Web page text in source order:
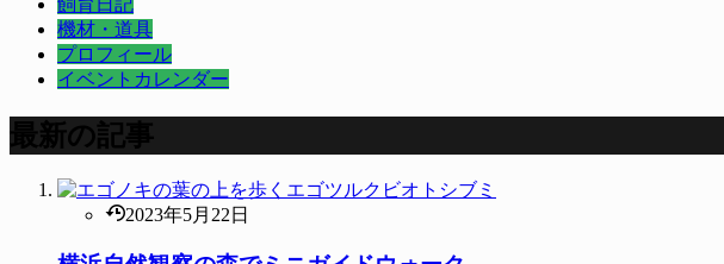
機材・道具
プロフィール
イベントカレンダー
最新の記事
2023年5月22日